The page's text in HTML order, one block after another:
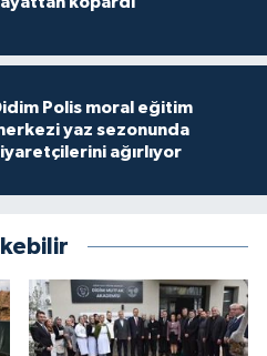
Polis moral eğitim
yaz sezonunda
ağırlıyor